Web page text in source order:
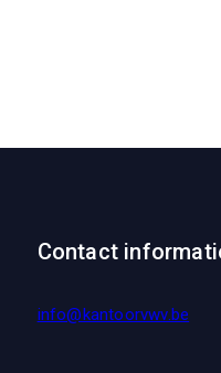
Contact
info@kantoorvwv.be